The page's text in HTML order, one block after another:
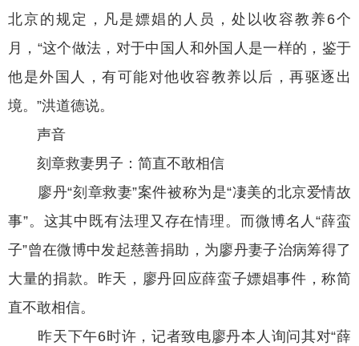
北京的规定，凡是嫖娼的人员，处以收容教养6个
月，“这个做法，对于中国人和外国人是一样的，鉴于
他是外国人，有可能对他收容教养以后，再驱逐出
境。”洪道德说。
声音
刻章救妻男子：简直不敢相信
廖丹“刻章救妻”案件被称为是“凄美的北京爱情故
事”。这其中既有法理又存在情理。而微博名人“薛蛮
子”曾在微博中发起慈善捐助，为廖丹妻子治病筹得了
大量的捐款。昨天，廖丹回应薛蛮子嫖娼事件，称简
直不敢相信。
昨天下午6时许，记者致电廖丹本人询问其对“薛